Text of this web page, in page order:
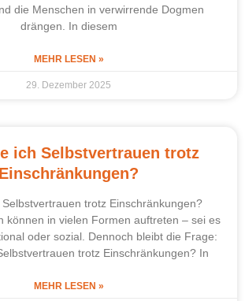
die Menschen in verwirrende Dogmen
drängen. In diesem
MEHR LESEN »
29. Dezember 2025
ich Selbstvertrauen trotz
Einschränkungen?
trotz Einschränkungen?
können in vielen Formen auftreten – sei es
oder sozial. Dennoch bleibt die Frage:
trotz Einschränkungen? In
MEHR LESEN »